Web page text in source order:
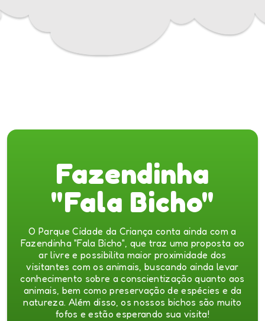
Fazendinha
"Fala Bicho"
O Parque Cidade da Criança conta ainda com a
Fazendinha "Fala Bicho", que traz uma proposta ao
ar livre e possibilita maior proximidade dos
visitantes com os animais, buscando ainda levar
conhecimento sobre a conscientização quanto aos
animais, bem como preservação de espécies e da
natureza. Além disso, os nossos bichos são muito
fofos e estão esperando sua visita!